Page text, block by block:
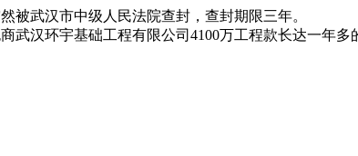
被武汉市中级人民法院查封，查封期限三年。
汉环宇基础工程有限公司4100万工程款长达一年多